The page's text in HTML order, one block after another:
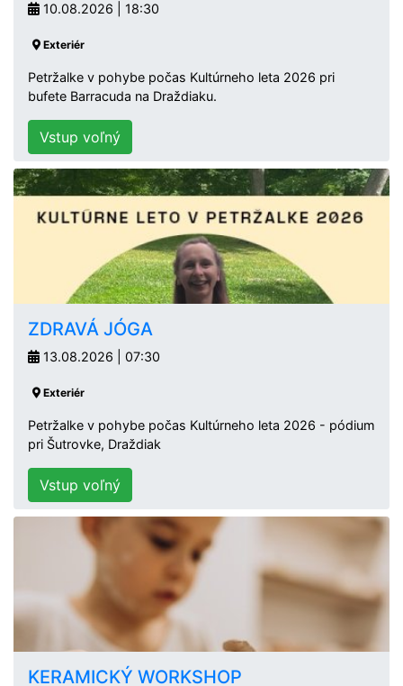
10.08.2026 | 18:30
Exteriér
Petržalke v pohybe počas Kultúrneho leta 2026 pri
bufete Barracuda na Draždiaku.
Vstup voľný
ZDRAVÁ JÓGA
13.08.2026 | 07:30
Exteriér
Petržalke v pohybe počas Kultúrneho leta 2026 - pódium
pri Šutrovke, Draždiak
Vstup voľný
KERAMICKÝ WORKSHOP